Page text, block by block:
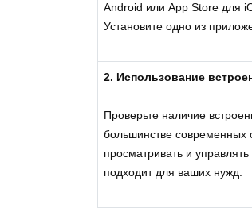
Android или App Store для
Установите одно из
2. Использование
Проверьте наличие
большинстве современных
просматривать и
подходит для ваших нужд.